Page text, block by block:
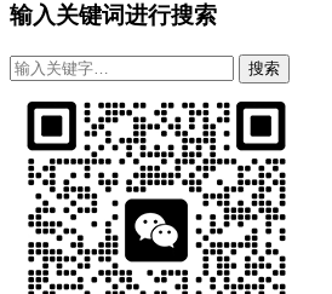
输入关键词进行搜索